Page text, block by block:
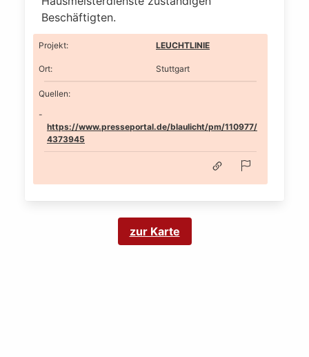
Beschäftigten.
Projekt: LEUCHTLINIE
Ort: Stuttgart
Quellen:
https://www.presseportal.de/blaulicht/pm/110977/
4373945
zur Karte